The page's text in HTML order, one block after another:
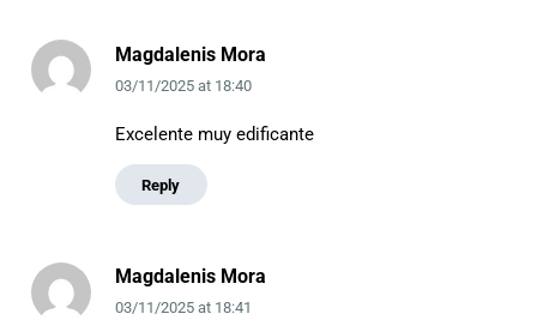
Magdalenis Mora
03/11/2025at 18:40
Excelente muy edificante
Reply
Magdalenis Mora
03/11/2025at 18:41